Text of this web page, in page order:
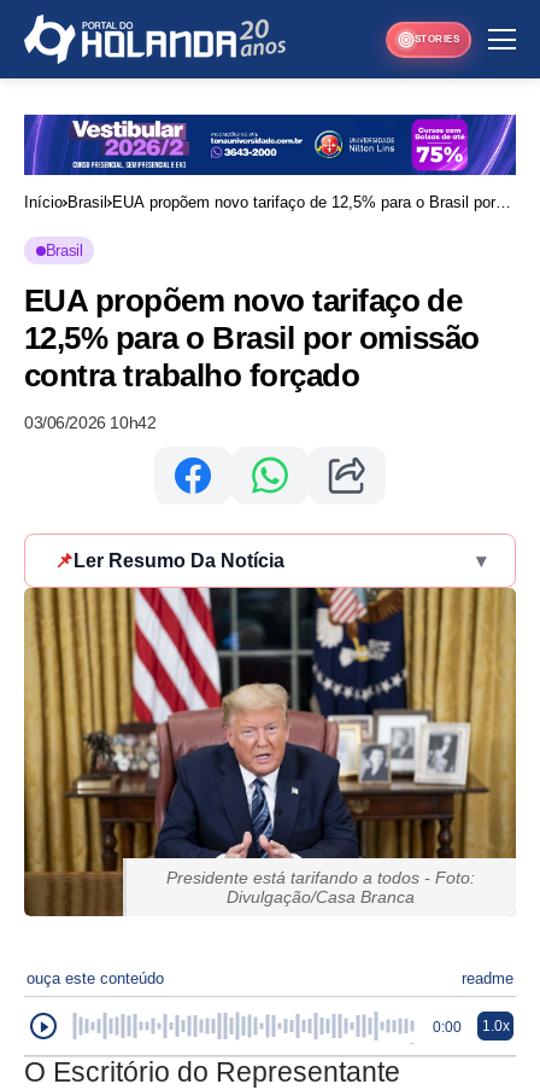
STORIES
Início Brasil
EUA propõem novo tarifaço de 12,5% para o Brasil por
Brasil
EUA propõem novo tarifaço de
12,5% para o Brasil por omissão
contra trabalho forçado
03/06/2026 10h42
📌 Ler Resumo Da Notícia ▾
Presidente está tarifando a todos - Foto:
Divulgação/Casa Branca
ouça este conteúdo readme
0:00 1.0x
O Escritório do Representante